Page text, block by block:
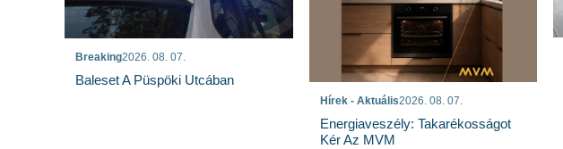
Breaking2026. 08. 07.
Baleset A Püspöki Utcában
Hírek - Aktuális2026. 08. 07.
Energiaveszély: Takarékosságot
Kér Az MVM